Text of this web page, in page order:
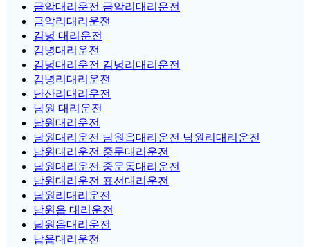
금악대리운전 금악리대리운전
금악리대리운전
김녕 대리운전
김녕대리운전
김녕대리운전 김녕리대리운전
김녕리대리운전
난산리대리운전
남원 대리운전
남원대리운전
남원대리운전 남원읍대리운전 남원리대리운전
남원대리운전 중문대리운전
남원대리운전 중문동대리운전
남원대리운전 표선대리운전
남원리대리운전
남원읍 대리운전
남원읍대리운전
납읍대리운전